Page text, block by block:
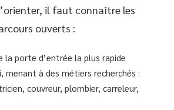
il faut connaître les
ouverts :
la porte d’entrée la plus rapide
menant à des métiers recherchés :
couvreur, plombier, carreleur,